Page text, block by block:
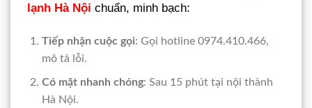
lạnh Hà Nội chuẩn, minh bạch:
Tiếp nhận cuộc gọi: Gọi hotline 0974.410.466,
mô tả lỗi.
Có mặt nhanh chóng: Sau 15 phút tại nội thành
Hà Nội.